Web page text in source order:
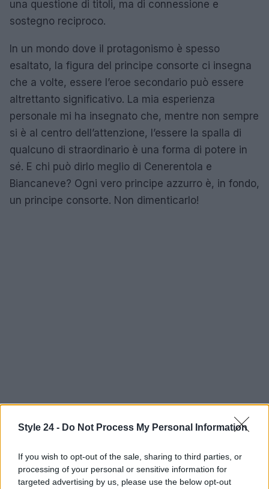
Style 24 - Do Not Process My Personal Information
If you wish to opt-out of the sale, sharing to third parties, or
processing of your personal or sensitive information for
targeted advertising by us, please use the below opt-out
una questione di titoli, ma di connessione e
sostegno reciproco.
In un mondo dove il protagonismo è spesso
esaltato, la figura del principe consorte ci insegna
che a volte, essere l’eroe secondario può essere
altrettanto significativo. La mia esperienza
personale mi ha insegnato che, mentre non sempre
si è al centro dell’attenzione, l’essere la spalla di
qualcuno di straordinario è una forma di potere in
sé. E chi può dirlo meglio di Cenerentola e
Biancaneve? Ogni vero principe azzurro è, in fondo,
un principe consorte. Non dimenticarlo!
Staff